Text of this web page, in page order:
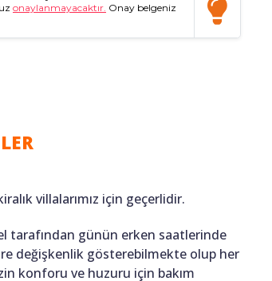
onaylanmayacaktır. Onay belgeniz
villalarımız için geçerlidir.
tarafından günün erken saatlerinde
değişkenlik gösterebilmekte olup her
konforu ve huzuru için bakım